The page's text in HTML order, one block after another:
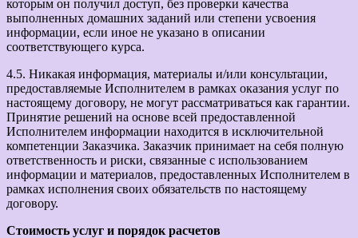
которым он получил доступ, без проверки качества
выполненных домашних заданий или степени усвоения
информации, если иное не указано в описании
соответствующего курса.
4.5. Никакая информация, материалы и/или консультации,
предоставляемые Исполнителем в рамках оказания услуг по
настоящему договору, не могут рассматриваться как гарантии.
Принятие решений на основе всей предоставленной
Исполнителем информации находится в исключительной
компетенции Заказчика. Заказчик принимает на себя полную
ответственность и риски, связанные с использованием
информации и материалов, предоставленных Исполнителем в
рамках исполнения своих обязательств по настоящему
договору.
Стоимость услуг и порядок расчетов